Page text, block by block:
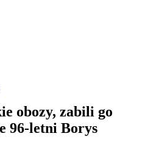
obozy, zabili go
96-letni Borys